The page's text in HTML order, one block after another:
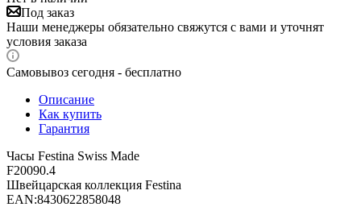
Под заказ
Наши менеджеры обязательно свяжутся с вами и уточнят
условия заказа
Самовывоз сегодня - бесплатно
Описание
Как купить
Гарантия
Часы Festina Swiss Made
F20090.4
Швейцарская коллекция Festina
EAN:8430622858048